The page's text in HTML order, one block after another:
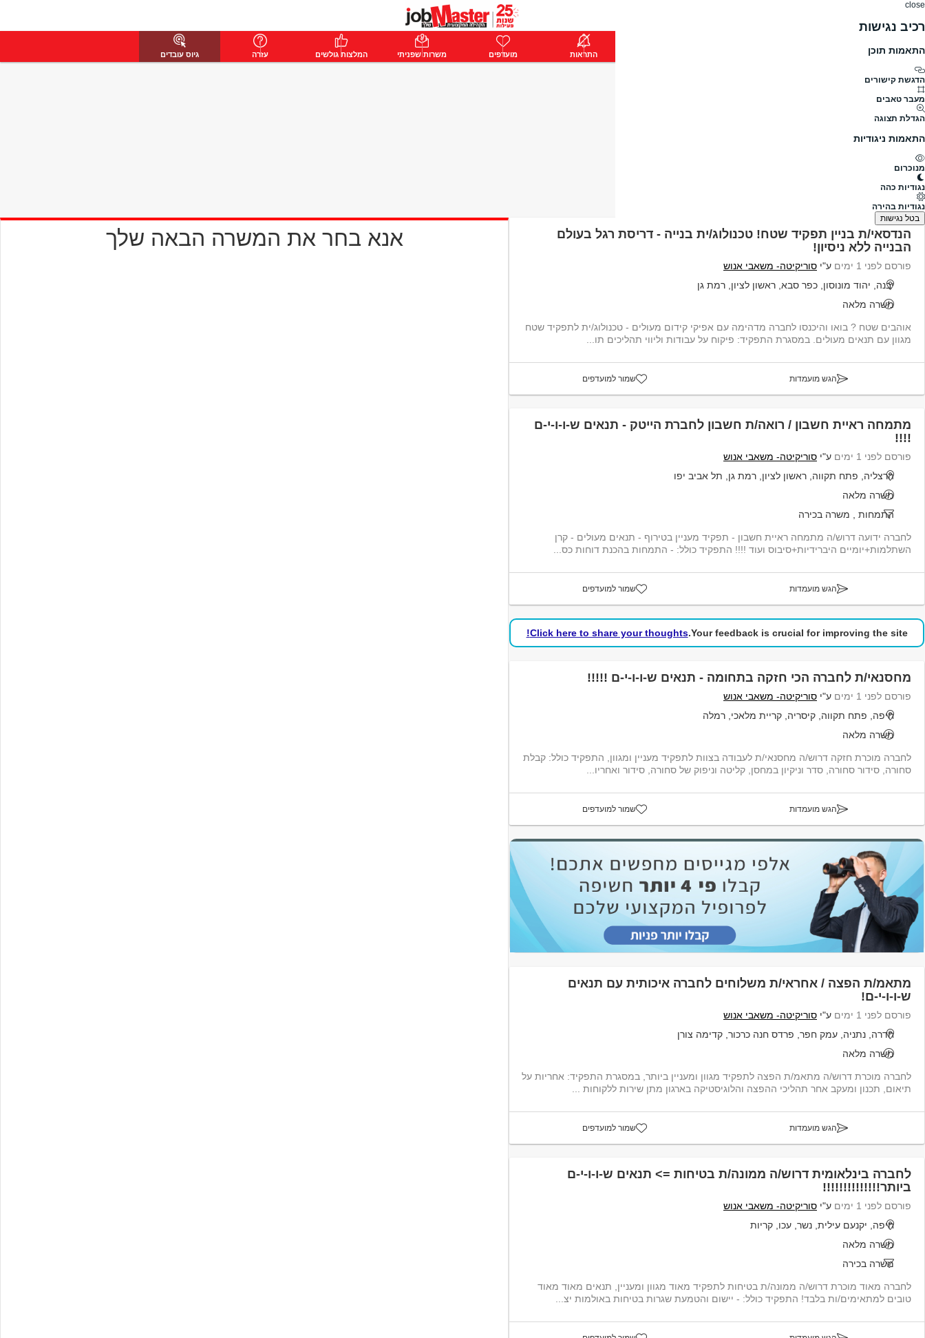
close
רכיב נגישות
התאמות תוכן
הדגשת קישורים
מעבר טאבים
הגדלת תצוגה
התאמות ניגודיות
מנוכרום
נגודיות כהה
נגודיות בהירה
בטל נגישות
פרימיום התחבר התראות מועדפים משרות שפניתי המלצות גולשים עזרה גיוס עובדים
דרושים
סוריקיטה- משאבי אנוש דרושים
גודל חברה
לא צויין
ניהול ארגון ללא מטרות רווח
להלן כל המשרות הפעילות בסוריקיטה- משאבי אנוש
נמצאו 11 משרות
הנדסאי/ת בניין תפקיד שטח! טכנולוג/ית בנייה - דריסת רגל בעולם
הבנייה ללא ניסיון!
פורסם לפני 1 ימים ע"י סוריקיטה- משאבי אנוש
יבנה, יהוד מונוסון, כפר סבא, ראשון לציון, רמת גן
משרה מלאה
אוהבים שטח ? בואו והיכנסו לחברה מדהימה עם אפיקי קידום מעולים - טכנולוג/ית לתפקיד שטח
מגוון עם תנאים מעולים. במסגרת התפקיד: פיקוח על עבודות וליווי תהליכים תו...
הגש מועמדות שמור למועדפים
מתמחה ראיית חשבון / רואה/ת חשבון לחברת הייטק - תנאים ש-ו-ו-י-ם
!!!!
פורסם לפני 1 ימים ע"י סוריקיטה- משאבי אנוש
הרצליה, פתח תקווה, ראשון לציון, רמת גן, תל אביב יפו
משרה מלאה
התמחות
משרה בכירה
לחברה ידועה דרוש/ה מתמחה ראיית חשבון - תפקיד מעניין בטירוף - תנאים מעולים - קרן
השתלמות+יומיים היברידיות+סיבוס ועוד !!!! התפקיד כולל: - התמחות בהכנת דוחות כס...
הגש מועמדות שמור למועדפים
Your feedback is crucial for improving the site.
Click here to share your thoughts!
מחסנאי/ת לחברה הכי חזקה בתחומה - תנאים ש-ו-ו-י-ם !!!!!
פורסם לפני 1 ימים ע"י סוריקיטה- משאבי אנוש
חיפה, פתח תקווה, קיסריה, קריית מלאכי, רמלה
משרה מלאה
לחברה מוכרת חזקה דרוש/ה מחסנאי/ת לעבודה בצוות לתפקיד מעניין ומגוון, התפקיד כולל: קבלת
סחורה, סידור סחורה, סדר וניקיון במחסן, קליטה וניפוק של סחורה, סידור ואחריו...
הגש מועמדות שמור למועדפים
מתאמ/ת הפצה / אחראי/ת משלוחים לחברה איכותית עם תנאים
ש-ו-ו-י-ם!
פורסם לפני 1 ימים ע"י סוריקיטה- משאבי אנוש
חדרה, נתניה, עמק חפר, פרדס חנה כרכור, קדימה צורן
משרה מלאה
לחברה מוכרת דרוש/ה מתאמ/ת הפצה לתפקיד מגוון ומעניין ביותר, במסגרת התפקיד: אחריות על
תיאום, תכנון ומעקב אחר תהליכי ההפצה והלוגיסטיקה בארגון מתן שירות ללקוחות ...
הגש מועמדות שמור למועדפים
לחברה בינלאומית דרוש/ה ממונה/ת בטיחות => תנאים ש-ו-ו-י-ם
ביותר!!!!!!!!!!!!!!
פורסם לפני 1 ימים ע"י סוריקיטה- משאבי אנוש
חיפה, יקנעם עילית, נשר, עכו, קריות
משרה מלאה
משרה בכירה
לחברה מאוד מוכרת דרוש/ה ממונה/ת בטיחות לתפקיד מאוד מגוון ומעניין, תנאים מאוד מאוד
טובים למתאימים/ות בלבד! התפקיד כולל: - יישום והטמעת שגרות בטיחות באולמות יצ...
אנא בחר את המשרה הבאה שלך